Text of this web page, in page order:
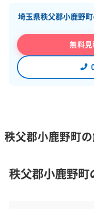
埼玉県秩父郡小鹿野
無料
秩父郡小鹿野町
秩父郡小鹿野町